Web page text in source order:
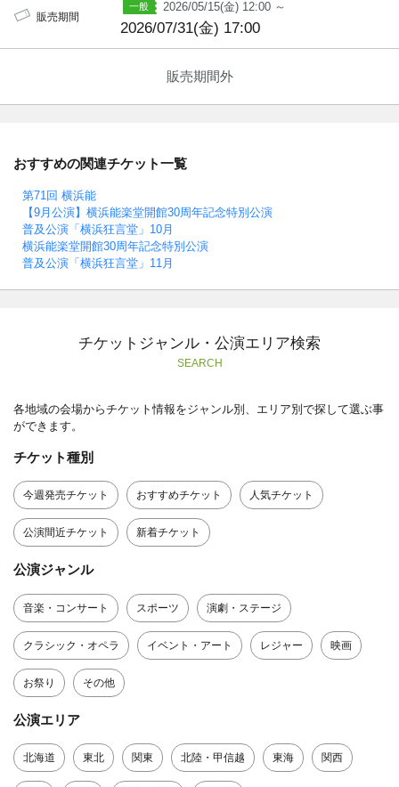
販売期間
2026/05/15(金) 12:00 ～
2026/07/31(金) 17:00
販売期間外
おすすめの関連チケット一覧
第71回 横浜能
【9月公演】横浜能楽堂開館30周年記念特別公演
普及公演「横浜狂言堂」10月
横浜能楽堂開館30周年記念特別公演
普及公演「横浜狂言堂」11月
チケットジャンル・公演エリア検索
SEARCH
各地域の会場からチケット情報をジャンル別、エリア別で探して選ぶ事
ができます。
チケット種別
今週発売チケット おすすめチケット 人気チケット
公演間近チケット 新着チケット
公演ジャンル
音楽・コンサート スポーツ 演劇・ステージ
クラシック・オペラ イベント・アート レジャー 映画
お祭り その他
公演エリア
北海道 東北 関東 北陸・甲信越 東海 関西